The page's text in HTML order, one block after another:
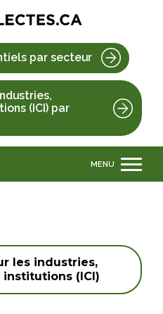
par secteur
(ICI) par
les industries,
(ICI)